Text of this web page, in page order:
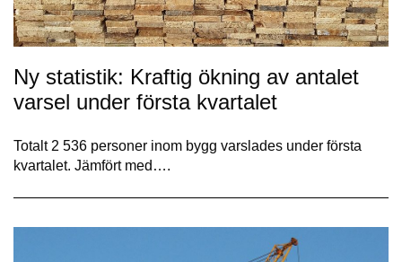
Ny statistik: Kraftig ökning av antalet
varsel under första kvartalet
Totalt 2 536 personer inom bygg varslades under första
kvartalet. Jämfört med….